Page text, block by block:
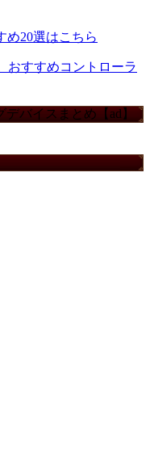
め20選はこちら
おすすめコントローラ
バイスまとめ【ad】